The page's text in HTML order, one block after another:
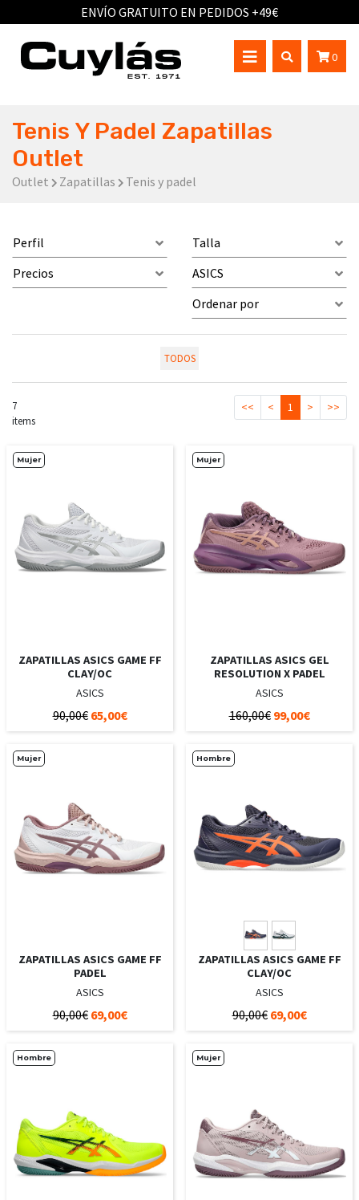
ENVÍO GRATUITO EN PEDIDOS +49€
0
Tenis Y Padel Zapatillas
Outlet
Outlet Zapatillas Tenis y padel
Perfil
Talla
Precios
ASICS
Ordenar por
TODOS
7
items
<< < 1 > >>
Mujer
ZAPATILLAS ASICS GAME FF
CLAY/OC
ASICS
90,00€ 65,00€
Mujer
ZAPATILLAS ASICS GEL
RESOLUTION X PADEL
ASICS
160,00€ 99,00€
Mujer
ZAPATILLAS ASICS GAME FF
PADEL
ASICS
90,00€ 69,00€
Hombre
ZAPATILLAS ASICS GAME FF
CLAY/OC
ASICS
90,00€ 69,00€
Hombre Mujer